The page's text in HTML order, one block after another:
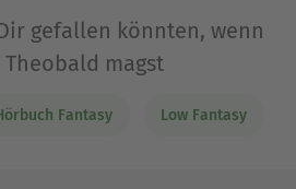
gefallen könnten, wenn
Theobald magst
Fantasy Low Fantasy